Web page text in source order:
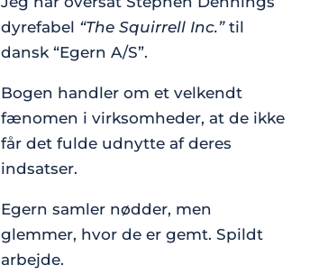
dyrefabel “The Squirrell Inc.”til
dansk “Egern A/S”.
Bogen handler om et velkendt
fænomen i virksomheder, at de ikke
får det fulde udnytte af deres
indsatser.
Egern samler nødder, men
glemmer, hvor de er gemt. Spildt
arbejde.